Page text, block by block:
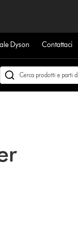
Dyson Contattaci
Cerca